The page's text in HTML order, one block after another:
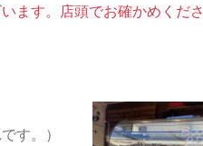
ます。店頭でお確かめくださ
す。）